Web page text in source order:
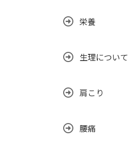
栄養
生理について
肩こり
腰痛